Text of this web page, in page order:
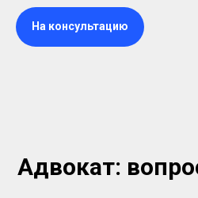
На консультацию
Адвокат: